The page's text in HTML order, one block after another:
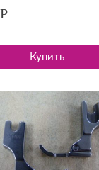
Р
Купить